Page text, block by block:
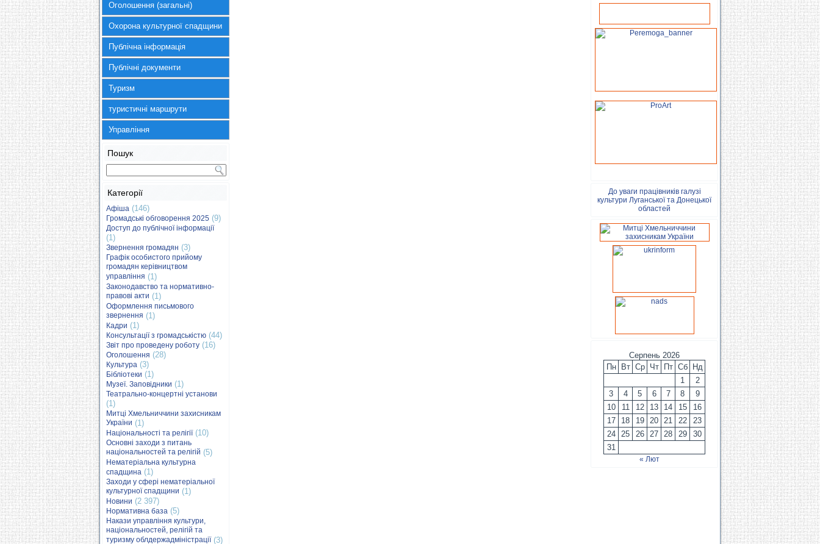
Оголошення (загальні)
Охорона культурної спадщини
Публічна інформація
Публічні документи
Туризм
туристичні маршрути
Управління
Пошук
Категорії
Афіша (146)
Громадські обговорення 2025 (9)
Доступ до публічної інформації
(1)
Звернення громадян (3)
Графік особистого прийому
громадян керівництвом
управління (1)
Законодавство та нормативно-
правові акти (1)
Оформлення письмового
звернення (1)
Кадри (1)
Консультації з громадськістю (44)
Звіт про проведену роботу (16)
Оголошення (28)
Культура (3)
Бібліотеки (1)
Музеї. Заповідники (1)
Театрально-концертні установи
(1)
Митці Хмельниччини захисникам
України (1)
Національності та релігії(10)
Основні заходи з питань
національностей та релігій (5)
Нематеріальна культурна
спадщина (1)
Заходи у сфері нематеріальної
культурної спадщини (1)
Новини (2 397)
Нормативна база (5)
Накази управління культури,
національностей, релігій та
туризму облдержадміністрації(3)
До уваги працівників галузі
культури Луганської та Донецької
областей
Серпень 2026
Пн
Вт Ср Чт Пт Сб
Нд
1
2
3
4 5 6 7 8
9
10
11 12 13 14 15
16
17
18 19 20 21 22
23
24
25 26 27 28 29
30
31
« Лют